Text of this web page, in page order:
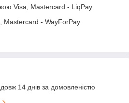
Visa, Mastercard - LiqPay
Mastercard - WayForPay
14 днів за домовленістю